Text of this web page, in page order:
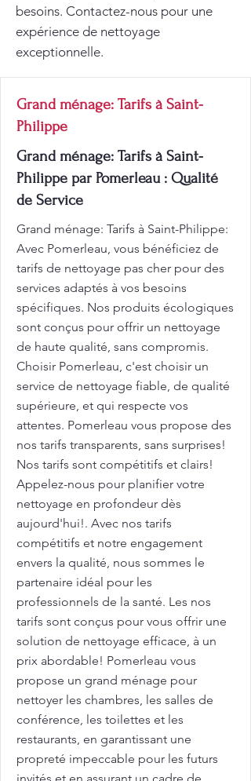
besoins. Contactez-nous pour une
expérience de nettoyage
exceptionnelle.
Grand ménage: Tarifs à Saint-
Philippe
Grand ménage: Tarifs à Saint-
Philippe par Pomerleau : Qualité
de Service
Grand ménage: Tarifs à Saint-Philippe:
Avec Pomerleau, vous bénéficiez de
tarifs de nettoyage pas cher pour des
services adaptés à vos besoins
spécifiques. Nos produits écologiques
sont conçus pour offrir un nettoyage
de haute qualité, sans compromis.
Choisir Pomerleau, c'est choisir un
service de nettoyage fiable, de qualité
supérieure, et qui respecte vos
attentes. Pomerleau vous propose des
nos tarifs transparents, sans surprises!
Nos tarifs sont compétitifs et clairs!
Appelez-nous pour planifier votre
nettoyage en profondeur dès
aujourd'hui!. Avec nos tarifs
compétitifs et notre engagement
envers la qualité, nous sommes le
partenaire idéal pour les
professionnels de la santé. Les nos
tarifs sont conçus pour vous offrir une
solution de nettoyage efficace, à un
prix abordable! Pomerleau vous
propose un grand ménage pour
nettoyer les chambres, les salles de
conférence, les toilettes et les
restaurants, en garantissant une
propreté impeccable pour les futurs